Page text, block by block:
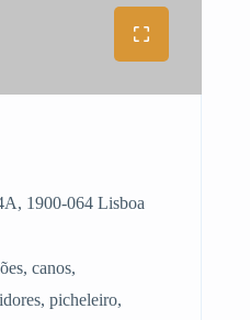
1900-064 Lisboa
canos,
picheleiro,